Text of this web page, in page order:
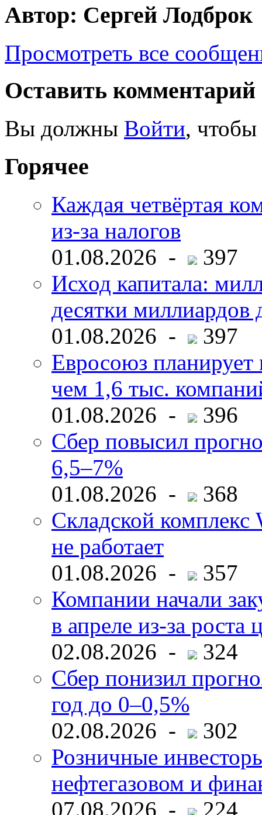
Автор: Сергей Лодброк
Просмотреть все
Оставить комментарий
Вы должны Войти, чтобы
Горячее
Каждая четвёртая
из-за налогов
01.08.2026 -
397
Исход капитала:
десятки миллиардов
01.08.2026 -
397
Евросоюз планирует
чем 1,6 тыс.
01.08.2026 -
396
Сбер повысил
6,5–7%
01.08.2026 -
368
Складской комплекс
не работает
01.08.2026 -
357
Компании начали
в апреле из-за роста
02.08.2026 -
324
Сбер понизил
год до 0–0,5%
02.08.2026 -
302
Розничные
нефтегазовом и
07.08.2026 -
224